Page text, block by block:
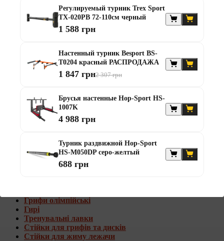
Штанги с w-образным грифом
Жилеты утяжелители
Штанги с гантелями
Диски та набори
Гантелі
Штанги
Штанги з гантелями та лавками
Грифи олімпійські
Тренувальні лавки
Стійки для грифів та дисків
Стійки для жиму лежачи
Диски та набори
Грифи олімпійські
Гирі
Тренувальні лавки
Стійки для грифів та дисків
Стійки для жиму лежачи
Регулируемый турник Trex Sport
TX-020PB 72-110см черный
1 588 грн
Настенный турник Besport BS-
T0204 красный РАСПРОДАЖА
1 847 грн2 307 грн
Брусья настенные Hop-Sport HS-
1007K
4 988 грн
Турник раздвижной Hop-Sport
HS-M050DP серо-желтый
688 грн